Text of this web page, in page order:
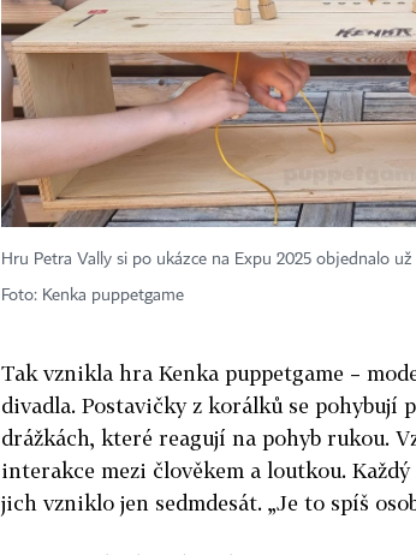
Hru Petra Vally si po ukázce na Expu 2025 objednalo
Foto: Kenka puppetgame
Tak vznikla hra Kenka puppetgame –
divadla. Postavičky z korálků se pohybují
drážkách, které reagují na pohyb rukou.
interakce mezi člověkem a loutkou.
jich vzniklo jen sedmdesát. „Je to spíš